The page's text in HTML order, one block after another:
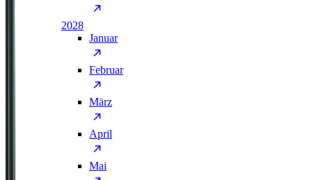
2028
Januar
Februar
März
April
Mai